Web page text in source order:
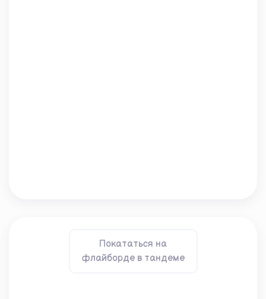
Покататься на
флайборде в тандеме